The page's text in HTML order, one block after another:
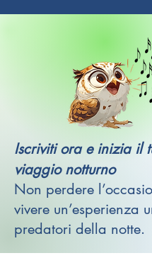
Iscriviti ora e inizia il
viaggio notturno
Non perdere
vivere un’esperienza
predatori della notte.